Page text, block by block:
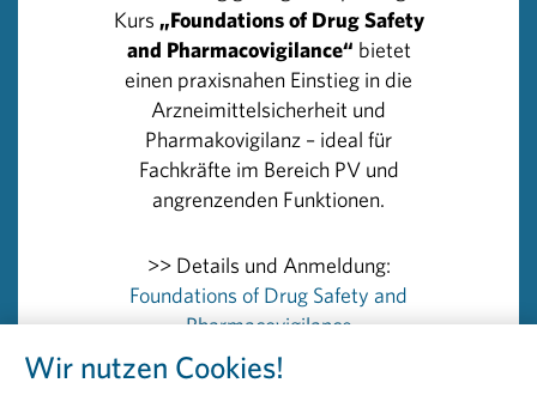
einzelnen Krankenanstalten aus, in denen die
Forschungsprojekte laufen und in denen das
Fachpersonal tätig ist“, bricht Herzog eine Lanze für
mehr Forschung in Österreich.
Rückfragehinweis
PHARMIG – Verband der pharmazeutischen Industrie
Head of Communications & PR
Peter Richter, BA MA MBA
+43 664 8860 5264
peter.richter@pharmig.at
pharmig.at
Kurs „Foundations of Drug Safety
and Pharmacovigilance“ bietet
einen praxisnahen Einstieg in die
Arzneimittelsicherheit und
Pharmakovigilanz – ideal für
Fachkräfte im Bereich PV und
angrenzenden Funktionen.
>> Details und Anmeldung:
Foundations of Drug Safety and
Pharmacovigilance
Wir nutzen Cookies!